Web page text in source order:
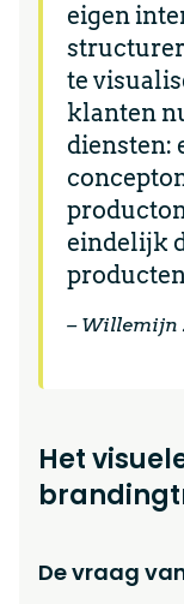
eigen
te
klanten
diensten:
eindelijk
– Willemijn
Het
De vraag